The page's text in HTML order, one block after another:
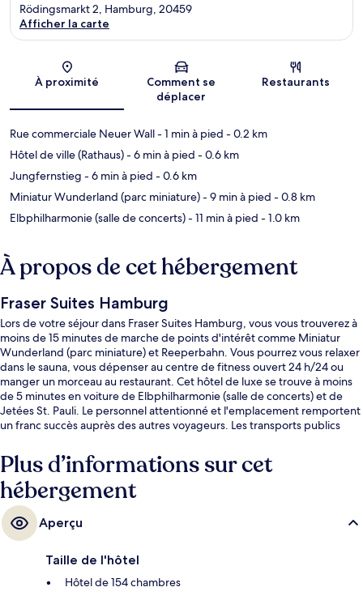
Carte
Rödingsmarkt 2, Hamburg, 20459
Afficher la carte
À proximité
Comment se
déplacer
Restaurants
Rue commerciale Neuer Wall- 1 min à pied - 0.2 km
Hôtel de ville (Rathaus)- 6 min à pied - 0.6 km
Jungfernstieg - 6 min à pied - 0.6 km
Miniatur Wunderland (parc miniature)- 9 min à pied - 0.8 km
Elbphilharmonie (salle de concerts)- 11 min à pied - 1.0 km
À propos de cet hébergement
Fraser Suites Hamburg
Lors de votre séjour dans Fraser Suites Hamburg, vous vous trouverez à
moins de 15 minutes de marche de points d'intérêt comme Miniatur
Wunderland (parc miniature) et Reeperbahn. Vous pourrez vous relaxer
dans le sauna, vous dépenser au centre de fitness ouvert 24 h/24 ou
manger un morceau au restaurant. Cet hôtel de luxe se trouve à moins
de 5 minutes en voiture de Elbphilharmonie (salle de concerts) et de
Jetées St. Pauli. Le personnel attentionné et l'emplacement remportent
un franc succès auprès des autres voyageurs. Les transports publics
situe à quelques pas et Station S-Bahn Stadthausbrücke, à 2 min de
marche à peine.
Plus d’informations sur cet
hébergement
Aperçu
Taille de l'hôtel
Hôtel de 154 chambres